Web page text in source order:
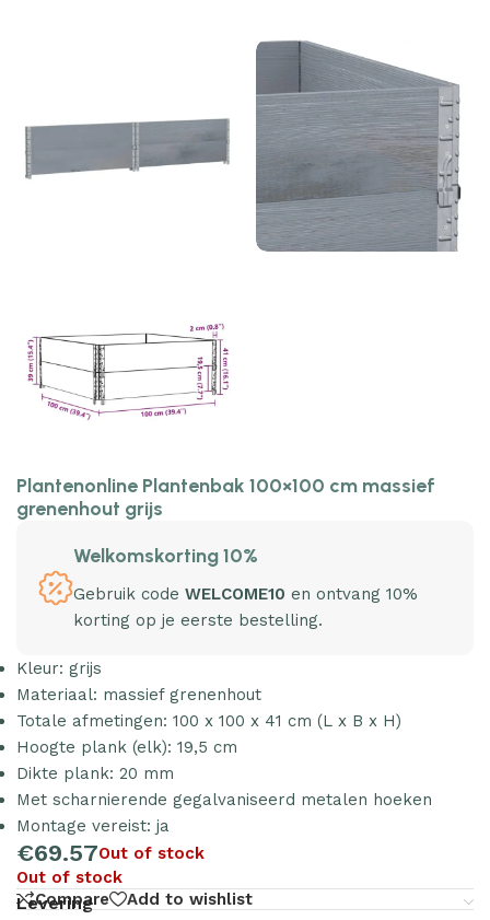
Plantenonline Plantenbak 100×100 cm massief
grenenhout grijs
Welkomskorting 10%
Gebruik code WELCOME10 en ontvang 10%
korting op je eerste bestelling.
Kleur: grijs
Materiaal: massief grenenhout
Totale afmetingen: 100 x 100 x 41 cm (L x B x H)
Hoogte plank (elk): 19,5 cm
Dikte plank: 20 mm
Met scharnierende gegalvaniseerd metalen hoeken
Montage vereist: ja
€69.57Out of stock
Out of stock
Compare
Add to wishlist
Levering